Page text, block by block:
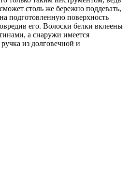
столь же бережно поддевать,
подготовленную поверхность
его. Волоски белки вклеены
а снаружи имеется
из долговечной и